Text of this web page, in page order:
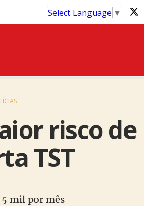
Select Language ▼
risco de
TST
5 mil por mês